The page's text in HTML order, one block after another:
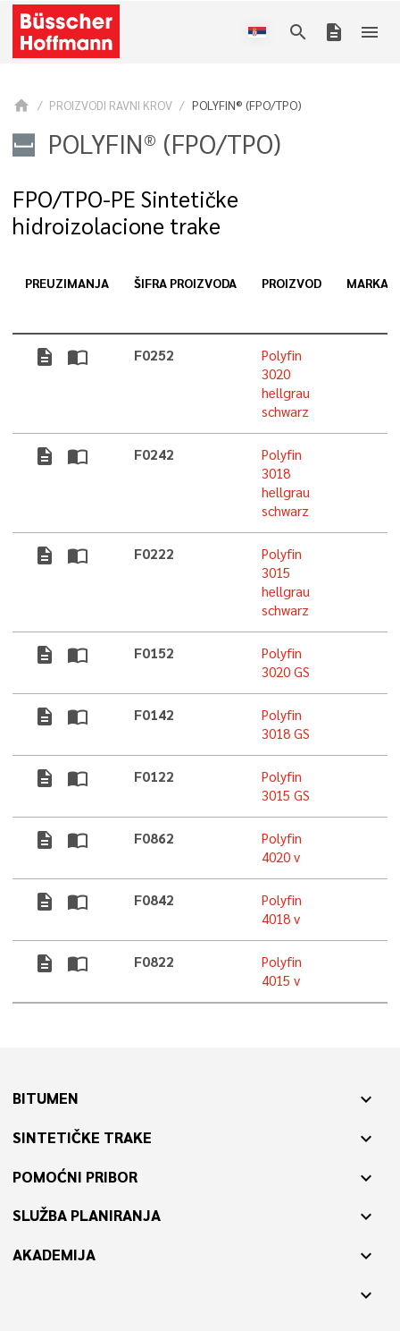
search description menu
home PROIZVODI RAVNI KROV POLYFIN® (FPO/TPO)
POLYFIN® (FPO/TPO)
FPO/TPO-PE Sintetičke
hidroizolacione trake
PREUZIMANJA ŠIFRA PROIZVODA PROIZVOD MARKA
description import_contacts F0252
Polyfin
3020
hellgrau
schwarz
description import_contacts F0242
Polyfin
3018
hellgrau
schwarz
description import_contacts F0222
Polyfin
3015
hellgrau
schwarz
description import_contacts F0152
Polyfin
3020 GS
description import_contacts F0142
Polyfin
3018 GS
description import_contacts F0122
Polyfin
3015 GS
description import_contacts F0862
Polyfin
4020 v
description import_contacts F0842
Polyfin
4018 v
description import_contacts F0822
Polyfin
4015 v
BITUMEN expand_more
SINTETIČKE TRAKE expand_more
POMOĆNI PRIBOR expand_more
SLUŽBA PLANIRANJA expand_more
AKADEMIJA
expand_more
expand_more